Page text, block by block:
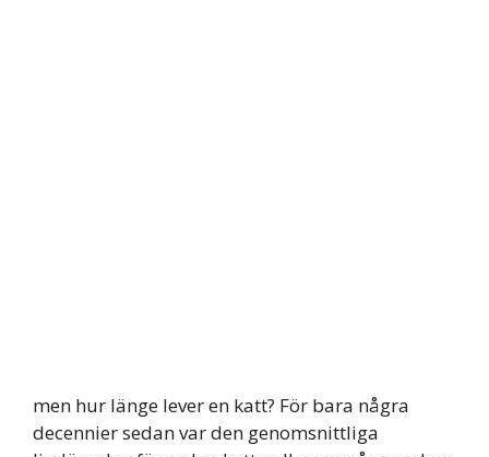
men hur länge lever en katt? För bara några
decennier sedan var den genomsnittliga